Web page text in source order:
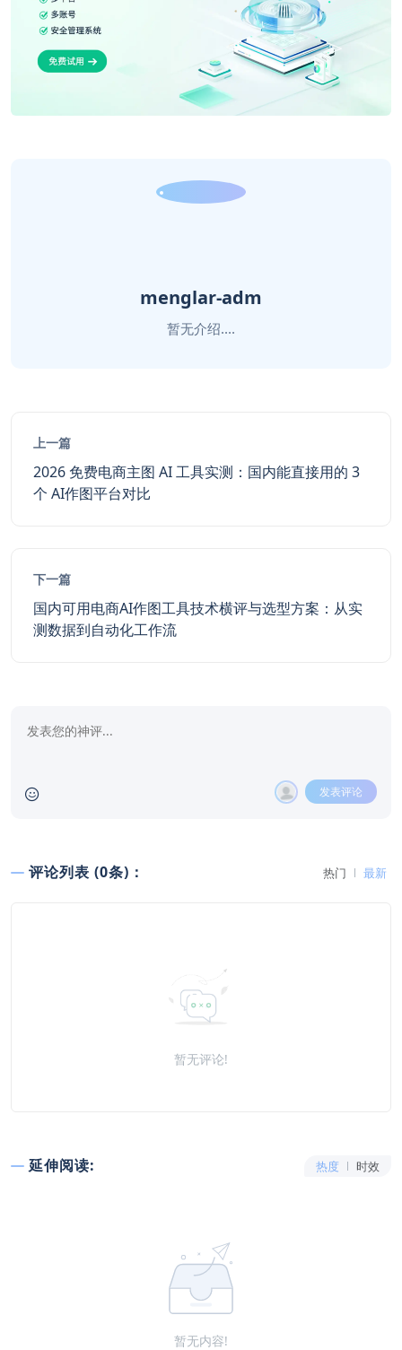
menglar-adm
暂无介绍....
上一篇
2026 免费电商主图 AI 工具实测：国内能直接用的 3
个 AI作图平台对比
下一篇
国内可用电商AI作图工具技术横评与选型方案：从实
测数据到自动化工作流
发表评论
评论列表 (0条)： 热门 最新
暂无评论!
延伸阅读: 热度 时效
暂无内容!